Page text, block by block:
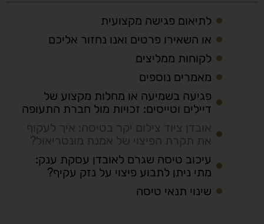
לתיאום פגישה מקצועית
או השאירו פרטים ואנו נחזור אליכם
לקוחות ממליצים
מאמרים נוספים
פגיעה בשמיעה או מחלות מקצוע של
דיילים וטייסים: זכויות מול חברת התעופה
אובדן ציוד צילום יקר בטיסה: איך לעקוף
את תקרת הפיצוי של אמנת מונטריאול?
עיכוב טיסה שגרם לאובדן עסקת ענק:
מתי ניתן לתבוע פיצוי על נזק עקיף?
שינוי תנאי טיסה